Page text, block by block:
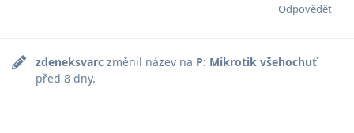
Odpovědět
zdeneksvarc změnil název na P: Mikrotik všehochuť
před 8 dny.